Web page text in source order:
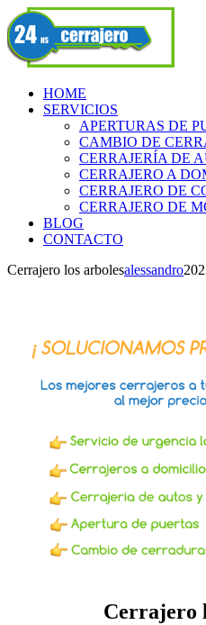
Skip
to
content
Facebook
HOME
SERVICIOS
APERTURAS DE
CAMBIO DE
CERRAJERÍA DE
CERRAJERO A
CERRAJERO DE
CERRAJERO DE
BLOG
CONTACTO
Cerrajero los arbolesalessandro
Cerrajero